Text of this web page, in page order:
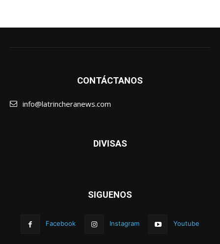
CONTÁCTANOS
info@latrincheranews.com
DIVISAS
SIGUENOS
Facebook Instagram Youtube